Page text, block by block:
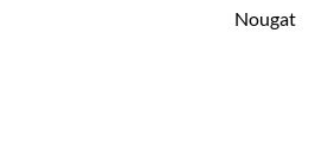
Nougat